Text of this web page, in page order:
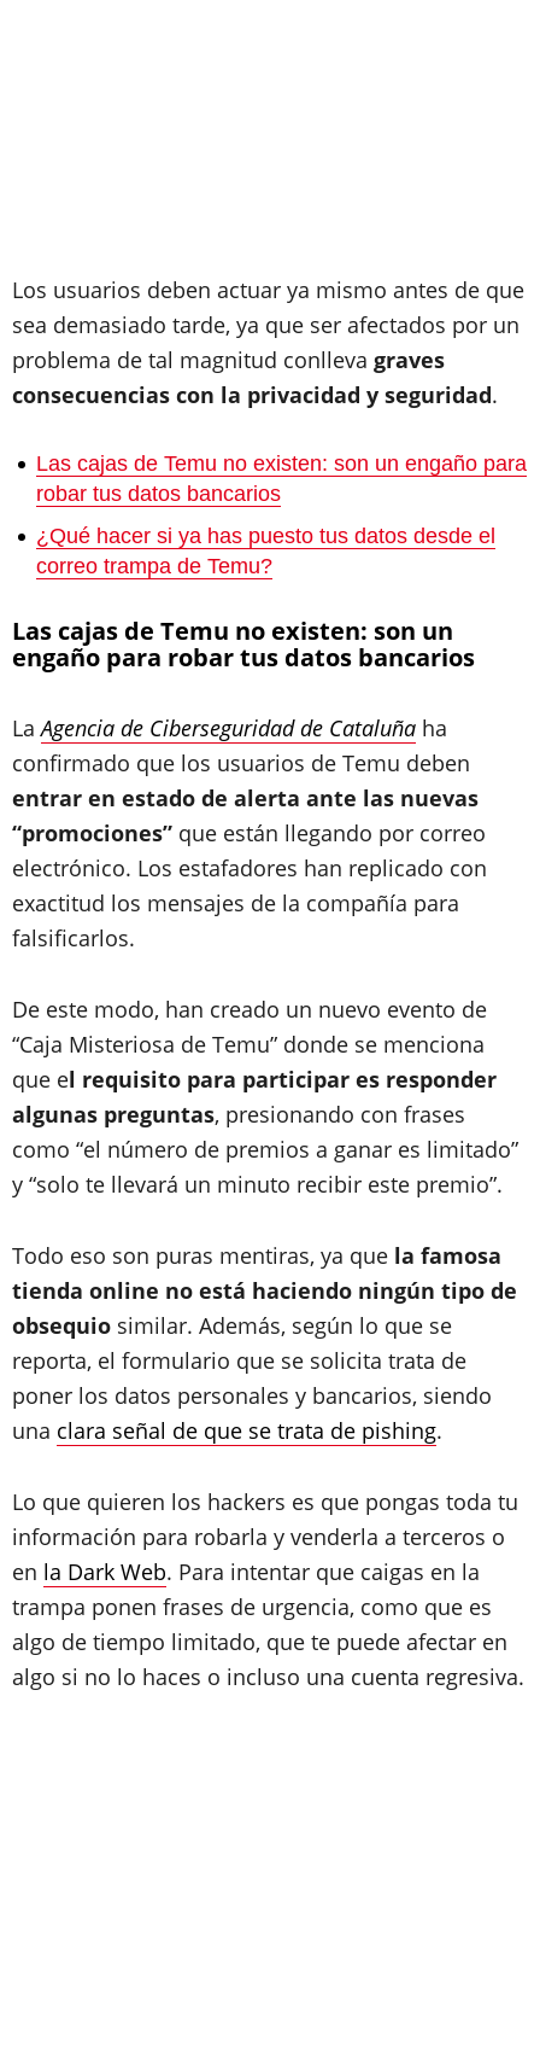
Los usuarios deben actuar ya mismo antes de que
sea demasiado tarde, ya que ser afectados por un
problema de tal magnitud conlleva graves
consecuencias con la privacidad y seguridad.
Las cajas de Temu no existen: son un engaño para
robar tus datos bancarios
¿Qué hacer si ya has puesto tus datos desde el
correo trampa de Temu?
Las cajas de Temu no existen: son un
engaño para robar tus datos bancarios
La Agencia de Ciberseguridad de Cataluña ha
confirmado que los usuarios de Temu deben
entrar en estado de alerta ante las nuevas
“promociones” que están llegando por correo
electrónico. Los estafadores han replicado con
exactitud los mensajes de la compañía para
falsificarlos.
De este modo, han creado un nuevo evento de
“Caja Misteriosa de Temu” donde se menciona
que el requisito para participar es responder
algunas preguntas, presionando con frases
como “el número de premios a ganar es limitado”
y “solo te llevará un minuto recibir este premio”.
Todo eso son puras mentiras, ya que la famosa
tienda online no está haciendo ningún tipo de
obsequio similar. Además, según lo que se
reporta, el formulario que se solicita trata de
poner los datos personales y bancarios, siendo
una clara señal de que se trata de pishing.
Lo que quieren los hackers es que pongas toda tu
información para robarla y venderla a terceros o
en la Dark Web. Para intentar que caigas en la
trampa ponen frases de urgencia, como que es
algo de tiempo limitado, que te puede afectar en
algo si no lo haces o incluso una cuenta regresiva.